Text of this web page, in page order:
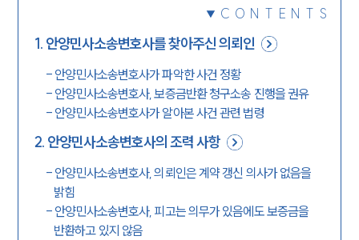
CONTENTS
1. 안양민사소송변호사를 찾아주신 의뢰인
- 안양민사소송변호사가 파악한 사건 정황
- 안양민사소송변호사, 보증금반환 청구소송 진행을 권유
- 안양민사소송변호사가 알아본 사건 관련 법령
2. 안양민사소송변호사의 조력 사항
- 안양민사소송변호사, 의뢰인은 계약 갱신 의사가 없음을
밝힘
- 안양민사소송변호사, 피고는 의무가 있음에도 보증금을
반환하고 있지 않음